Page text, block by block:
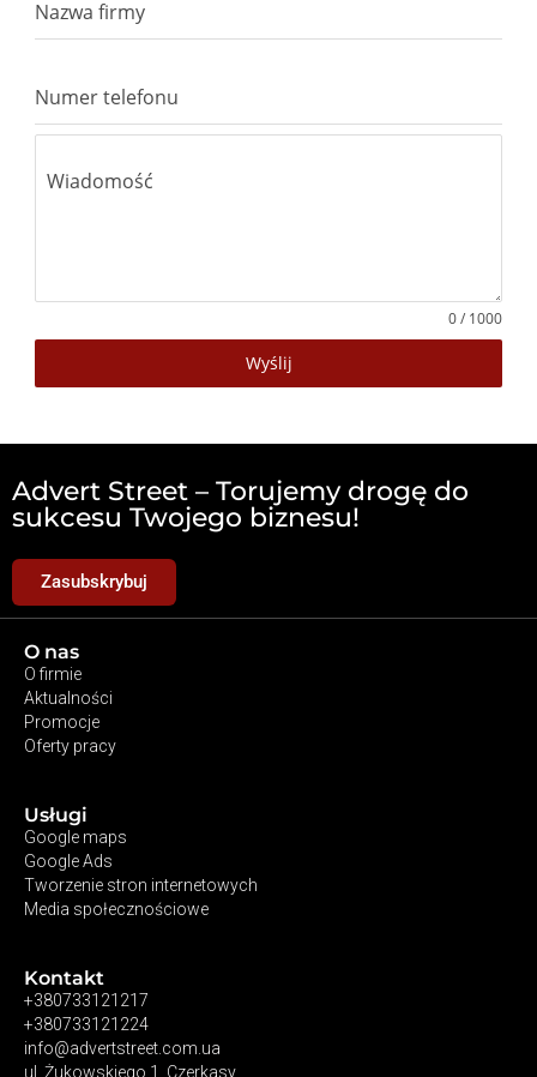
Nazwa firmy
Numer telefonu
Wiadomość
0 / 1000
Wyślij
Advert Street – Torujemy drogę do
sukcesu Twojego biznesu!
Zasubskrybuj
O nas
O firmie
Aktualności
Promocje
Oferty pracy
Usługi
Google maps
Google Ads
Tworzenie stron internetowych
Media społecznościowe
Kontakt
+380733121217
+380733121224
info@advertstreet.com.ua
ul. Żukowskiego 1, Czerkasy